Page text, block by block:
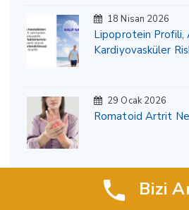
18 Nisan 2026
Lipoprotein Profili,
Kardiyovasküler
29 Ocak 2026
Romatoid Artrit
Bizi